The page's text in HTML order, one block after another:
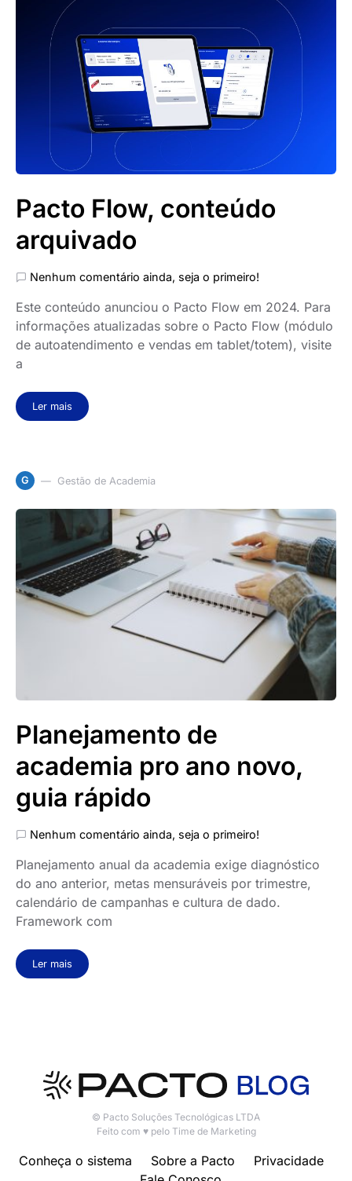
Pacto Flow, conteúdo
arquivado
Nenhum comentário ainda, seja o primeiro!
Este conteúdo anunciou o Pacto Flow em 2024. Para
informações atualizadas sobre o Pacto Flow (módulo
de autoatendimento e vendas em tablet/totem), visite
a
Ler mais
G Gestão de Academia
Planejamento de
academia pro ano novo,
guia rápido
Nenhum comentário ainda, seja o primeiro!
Planejamento anual da academia exige diagnóstico
do ano anterior, metas mensuráveis por trimestre,
calendário de campanhas e cultura de dado.
Framework com
Ler mais
© Pacto Soluções Tecnológicas LTDA
Feito com ♥ pelo Time de Marketing
Conheça o sistema Sobre a Pacto
Privacidade